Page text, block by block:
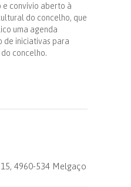
e convívio aberto à
do concelho, que
uma agenda
de iniciativas para
concelho.
4960-534 Melgaço